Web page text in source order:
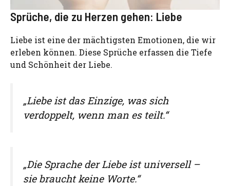
Sprüche, die zu Herzen gehen: Liebe
Liebe ist eine der mächtigsten Emotionen, die wir
erleben können. Diese Sprüche erfassen die Tiefe
und Schönheit der Liebe.
„Liebe ist das Einzige, was sich
verdoppelt, wenn man es teilt.“
„Die Sprache der Liebe ist universell –
sie braucht keine Worte.“